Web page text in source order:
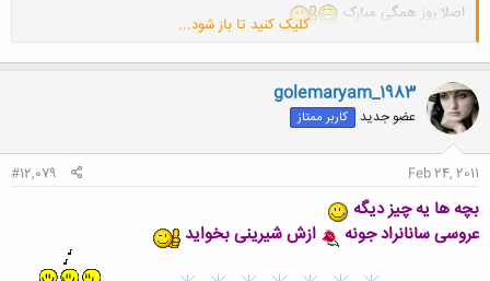
اصلا روز همگی مبارک
کلیک کنید تا باز شود...
golemaryam_1983
عضو جدید کاربر ممتاز
Feb 24, 2011
#12,079
بچه ها یه چیز دیگه
عروسی سانانراد جونه
ازش شیرینی بخواید